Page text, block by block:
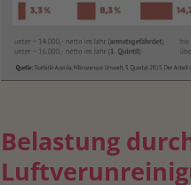
Belastung